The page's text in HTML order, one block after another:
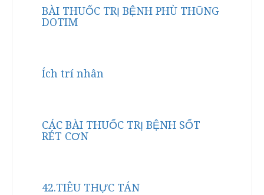
BÀI THUỐC TRỊ BỆNH PHÙ THŨNG
DOTIM
Ích trí nhân
CÁC BÀI THUỐC TRỊ BỆNH SỐT
RÉT CƠN
42.TIÊU THỰC TÁN